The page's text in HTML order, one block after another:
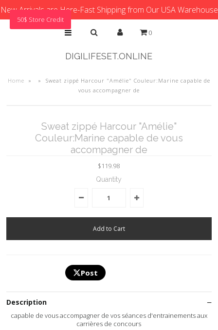
New Arrivals are Here-Fast Shipping from Our USA Warehouse
0
DIGILIFESET.ONLINE
Home » »
Sweat zippé Harcour "Amélie" Couleur:Marine capable de
vous accompagner de
Sweat zippé Harcour "Amélie"
Couleur:Marine capable de vous
accompagner de
$119.98
Quantity
Post
Description
capable de vous accompagner de vos séances d'entrainements aux
carrières de concours
50$ Store Credit